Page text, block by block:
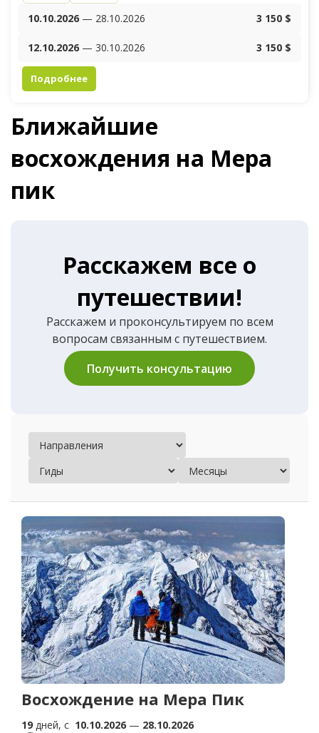
10.10.2026 — 28.10.2026 3 150 $
12.10.2026 — 30.10.2026 3 150 $
Подробнее
Ближайшие
восхождения на Мера
пик
Расскажем все о
путешествии!
Расскажем и проконсультируем по всем
вопросам связанным с путешествием.
Получить консультацию
Восхождение на Мера Пик
19 дней, c 10.10.2026 — 28.10.2026